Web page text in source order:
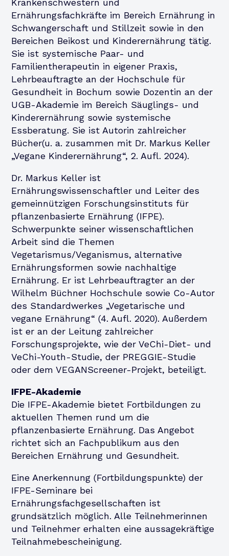
Ernährungsfachkräfte im Bereich Ernährung in
Schwangerschaft und Stillzeit sowie in den
Bereichen Beikost und Kinderernährung tätig.
Sie ist systemische Paar- und
Familientherapeutin in eigener Praxis,
Lehrbeauftragte an der Hochschule für
Gesundheit in Bochum sowie Dozentin an der
UGB-Akademie im Bereich Säuglings- und
Kinderernährung sowie systemische
Essberatung. Sie ist Autorin zahlreicher
Bücher(u. a. zusammen mit Dr. Markus Keller
„Vegane Kinderernährung“, 2. Aufl. 2024).
Dr. Markus Keller ist
Ernährungswissenschaftler und Leiter des
gemeinnützigen Forschungsinstituts für
pflanzenbasierte Ernährung (IFPE).
Schwerpunkte seiner wissenschaftlichen
Arbeit sind die Themen
Vegetarismus/Veganismus, alternative
Ernährungsformen sowie nachhaltige
Ernährung. Er ist Lehrbeauftragter an der
Wilhelm Büchner Hochschule sowie Co-Autor
des Standardwerkes „Vegetarische und
vegane Ernährung“ (4. Aufl. 2020). Außerdem
ist er an der Leitung zahlreicher
Forschungsprojekte, wie der VeChi-Diet- und
VeChi-Youth-Studie, der PREGGIE-Studie
oder dem VEGANScreener-Projekt, beteiligt.
IFPE-Akademie
Die IFPE-Akademie bietet Fortbildungen zu
aktuellen Themen rund um die
pflanzenbasierte Ernährung. Das Angebot
richtet sich an Fachpublikum aus den
Bereichen Ernährung und Gesundheit.
Eine Anerkennung (Fortbildungspunkte) der
IFPE-Seminare bei
Ernährungsfachgesellschaften ist
grundsätzlich möglich. Alle Teilnehmerinnen
und Teilnehmer erhalten eine aussagekräftige
Teilnahmebescheinigung.